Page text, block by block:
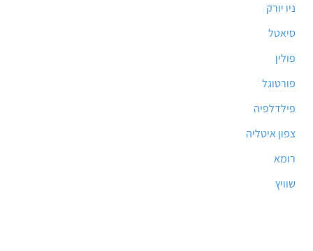
ניו יורק
סיאטל
פולין
פורטוגל
פילדלפיה
צפון איטליה
רומא
שוויץ